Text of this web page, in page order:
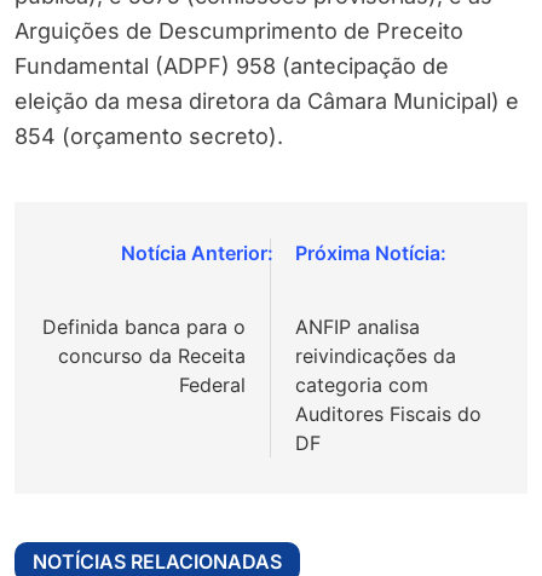
Arguições de Descumprimento de Preceito
Fundamental (ADPF) 958 (antecipação de
eleição da mesa diretora da Câmara Municipal) e
854 (orçamento secreto).
Navegação
Post
Definida banca para o
concurso da Receita
Federal
ANFIP analisa
reivindicações da
categoria com
Auditores Fiscais do
DF
NOTÍCIAS RELACIONADAS